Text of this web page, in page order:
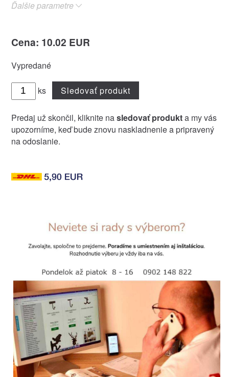
Ďalšie parametre
Cena: 10.02 EUR
Vypredané
ks Sledovať produkt
Predaj už skončil, kliknite nasledovať produkta my vás
upozorníme, keď bude znovu naskladnenie a pripravený
na odoslanie.